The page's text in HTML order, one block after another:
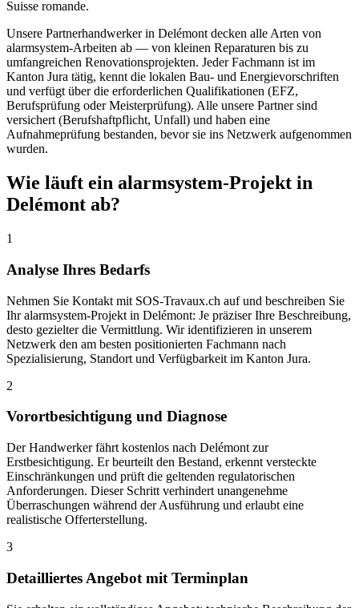
Suisse romande.
Unsere Partnerhandwerker in Delémont decken alle Arten von
alarmsystem-Arbeiten ab — von kleinen Reparaturen bis zu
umfangreichen Renovationsprojekten. Jeder Fachmann ist im
Kanton Jura tätig, kennt die lokalen Bau- und Energievorschriften
und verfügt über die erforderlichen Qualifikationen (EFZ,
Berufsprüfung oder Meisterprüfung). Alle unsere Partner sind
versichert (Berufshaftpflicht, Unfall) und haben eine
Aufnahmeprüfung bestanden, bevor sie ins Netzwerk aufgenommen
wurden.
Wie läuft ein alarmsystem-Projekt in
Delémont ab?
1
Analyse Ihres Bedarfs
Nehmen Sie Kontakt mit SOS-Travaux.ch auf und beschreiben Sie
Ihr alarmsystem-Projekt in Delémont: Je präziser Ihre Beschreibung,
desto gezielter die Vermittlung. Wir identifizieren in unserem
Netzwerk den am besten positionierten Fachmann nach
Spezialisierung, Standort und Verfügbarkeit im Kanton Jura.
2
Vorortbesichtigung und Diagnose
Der Handwerker fährt kostenlos nach Delémont zur
Erstbesichtigung. Er beurteilt den Bestand, erkennt versteckte
Einschränkungen und prüft die geltenden regulatorischen
Anforderungen. Dieser Schritt verhindert unangenehme
Überraschungen während der Ausführung und erlaubt eine
realistische Offerterstellung.
3
Detailliertes Angebot mit Terminplan